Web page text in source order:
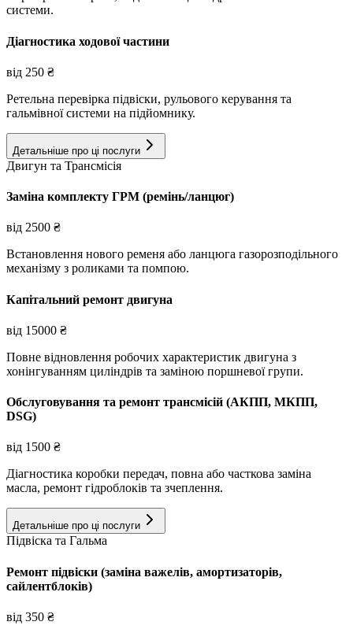
системи.
Діагностика ходової частини
від 250 ₴
Ретельна перевірка підвіски, рульового керування та
гальмівної системи на підйомнику.
Детальніше про ці послуги
Двигун та Трансмісія
Заміна комплекту ГРМ (ремінь/ланцюг)
від 2500 ₴
Встановлення нового ременя або ланцюга газорозподільного
механізму з роликами та помпою.
Капітальний ремонт двигуна
від 15000 ₴
Повне відновлення робочих характеристик двигуна з
хонінгуванням циліндрів та заміною поршневої групи.
Обслуговування та ремонт трансмісій (АКПП, МКПП,
DSG)
від 1500 ₴
Діагностика коробки передач, повна або часткова заміна
масла, ремонт гідроблоків та зчеплення.
Детальніше про ці послуги
Підвіска та Гальма
Ремонт підвіски (заміна важелів, амортизаторів,
сайлентблоків)
від 350 ₴